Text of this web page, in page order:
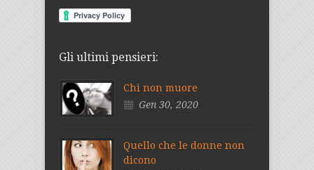
Gli ultimi pensieri:
Chi non muore
Gen 30, 2020
Quello che le donne non
dicono